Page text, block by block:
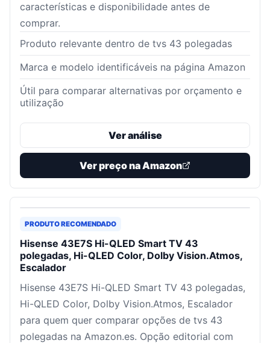
características e disponibilidade antes de
comprar.
Produto relevante dentro de tvs 43 polegadas
Marca e modelo identificáveis na página Amazon
Útil para comparar alternativas por orçamento e
utilização
Ver análise
Ver preço na Amazon
PRODUTO RECOMENDADO
Hisense 43E7S Hi-QLED Smart TV 43
polegadas, Hi-QLED Color, Dolby Vision.Atmos,
Escalador
Hisense 43E7S Hi-QLED Smart TV 43 polegadas,
Hi-QLED Color, Dolby Vision.Atmos, Escalador
para quem quer comparar opções de tvs 43
polegadas na Amazon.es. Opção editorial com